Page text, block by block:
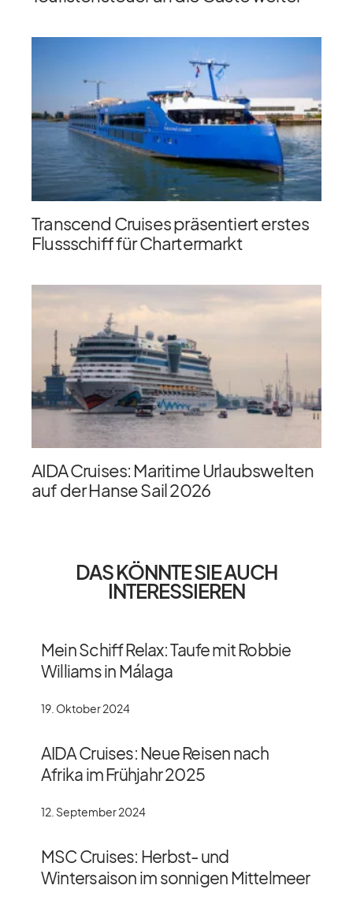
Transcend Cruises präsentiert erstes
Flussschiff für Chartermarkt
AIDA Cruises: Maritime Urlaubswelten
auf der Hanse Sail 2026
DAS KÖNNTE SIE AUCH
INTERESSIEREN
Mein Schiff Relax: Taufe mit Robbie
Williams in Málaga
19. Oktober 2024
AIDA Cruises: Neue Reisen nach
Afrika im Frühjahr 2025
12. September 2024
MSC Cruises: Herbst- und
Wintersaison im sonnigen Mittelmeer